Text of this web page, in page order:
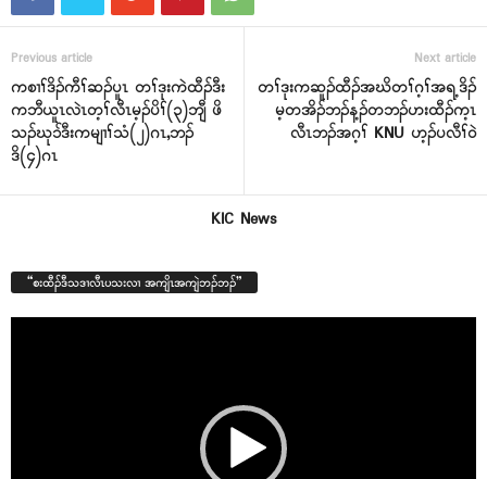
Previous article
ကစၢၢ်ဒိၣ်ကီၢ်ဆၣ်ပူၤ တၢ်ဒုးကဲထီၣ်ဒီး
ကဘီယူၤလဲၤတ့ၢ်လီၤမ့ၣ်ပိၢ်(၃)ဘျီ ဖိ
သၣ်ဃုၥ်ဒီးကမျၢၢ်သံ(၂)ဂၤ,ဘၣ်
ဒိ(၄)ဂၤ
Next article
တၢ်ဒုးကဆူၣ်ထီၣ်အဃိတၢ်ဂ့ၢ်အရ့ဒိၣ်
မ့တအိၣ်ဘၣ်န့ၣ်တဘၣ်ဟးထီၣ်က့ၤ
လီၤဘၣ်အဂ့ၢ် KNU ဟ့ၣ်ပလီၢ်၀ဲ
KIC News
“စးထီၣ်ဒီသဒၢလီၤပသးလၢ အကျိၤအကျဲဘၣ်ဘၣ်”